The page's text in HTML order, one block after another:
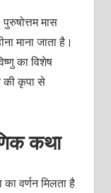
मास
माना जाता है।
का विशेष
की कृपा से
कथा
वर्णन मिलता है